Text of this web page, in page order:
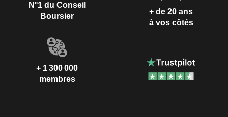
N°1 du Conseil
Boursier
+ de 20 ans
à vos côtés
+ 1 300 000
membres